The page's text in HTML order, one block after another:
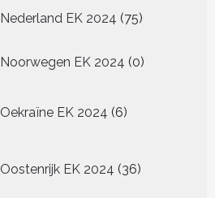
Nederland EK 2024 7575
Noorwegen EK 2024 00
Oekraïne EK 2024 6
producten
Oostenrijk EK 2024 36
producten